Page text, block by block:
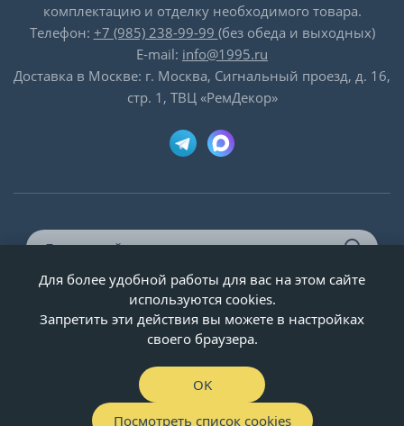
комплектацию и отделку необходимого товара.
Телефон: +7 (985) 238-99-99 (без обеда и выходных)
E-mail: info@1995.ru
Доставка в Москве: г. Москва, Сигнальный проезд, д. 16,
стр. 1, ТВЦ «РемДекор»
© ООО «Двери-и-точка», ИНН 5020092947, 1995-2026 г.
Для более удобной работы для вас на этом сайте
используются cookies.
Запретить эти действия вы можете в настройках
своего браузера.
OK
Посмотреть список cookies